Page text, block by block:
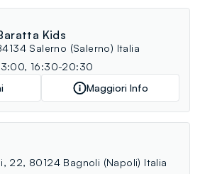
Kids
Salerno (Salerno) Italia
16:30-20:30
Maggiori Info
22, 80124 Bagnoli (Napoli) Italia